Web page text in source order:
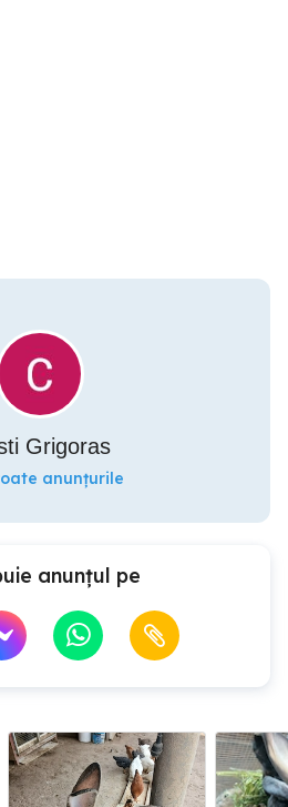
Grigoras
anunțurile
anunțul pe